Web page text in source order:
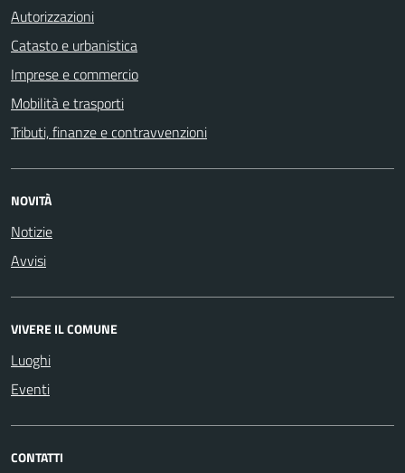
Autorizzazioni
Catasto e urbanistica
Imprese e commercio
Mobilità e trasporti
Tributi, finanze e contravvenzioni
NOVITÀ
Notizie
Avvisi
VIVERE IL COMUNE
Luoghi
Eventi
CONTATTI